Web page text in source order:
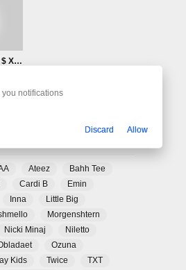
Guf & Murovei ft. V $ X V PRiNCE — Ураган
Ateez
Bahh Tee
Cardi B
Emin
Inna
Little Big
Morgenshtern
Nicki Minaj
Niletto
Ozuna
Kids Twice
TXT
notifications
Discard Allow